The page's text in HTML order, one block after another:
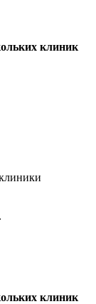
клиник
клиник